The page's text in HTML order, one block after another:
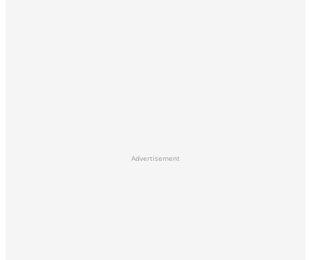
Advertisement